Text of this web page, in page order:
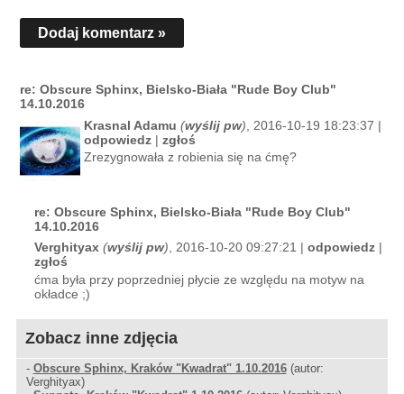
Dodaj komentarz »
re: Obscure Sphinx, Bielsko-Biała "Rude Boy Club"
14.10.2016
Krasnal Adamu (wyślij pw) , 2016-10-19 18:23:37 |
odpowiedz| zgłoś
Zrezygnowała z robienia się na ćmę?
re: Obscure Sphinx, Bielsko-Biała "Rude Boy Club"
14.10.2016
Verghityax (wyślij pw), 2016-10-20 09:27:21 |odpowiedz |
zgłoś
ćma była przy poprzedniej płycie ze względu na motyw na
okładce ;)
Zobacz inne zdjęcia
- Obscure Sphinx, Kraków "Kwadrat" 1.10.2016(autor:
Verghityax)